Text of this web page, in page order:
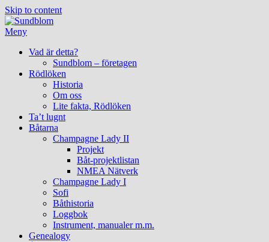
Skip to content
Meny
Vad är detta?
Sundblom – företagen
Rödlöken
Historia
Om oss
Lite fakta, Rödlöken
Ta’t lugnt
Båtarna
Champagne Lady II
Projekt
Båt-projektlistan
NMEA Nätverk
Champagne Lady I
Sofi
Båthistoria
Loggbok
Instrument, manualer m.m.
Genealogy